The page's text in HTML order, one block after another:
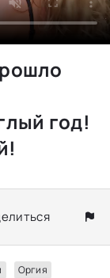
год!
Оргия